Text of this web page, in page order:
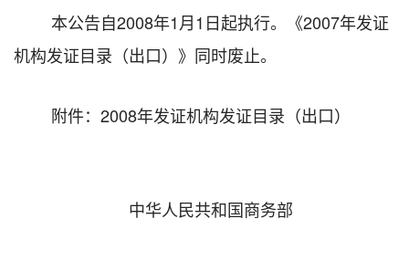
本公告自2008年1月1日起执行。《2007年发证
机构发证目录（出口）》同时废止。
附件： 2008年发证机构发证目录（出口）
中华人民共和国商务部